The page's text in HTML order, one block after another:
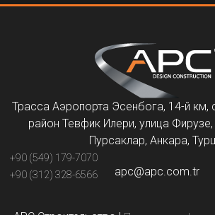
Трасса Аэропорта Эсенбога, 14-й км,
район Тевфик Илери, улица
Пурсаклар, Анкара,
+90 (549) 179-7070
+90 (312) 328-6566
apc@apc.com.tr